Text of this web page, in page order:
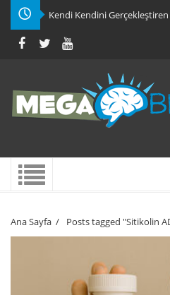
Kendi Kendini
Ana Sayfa / Posts tagged "Sitikolin